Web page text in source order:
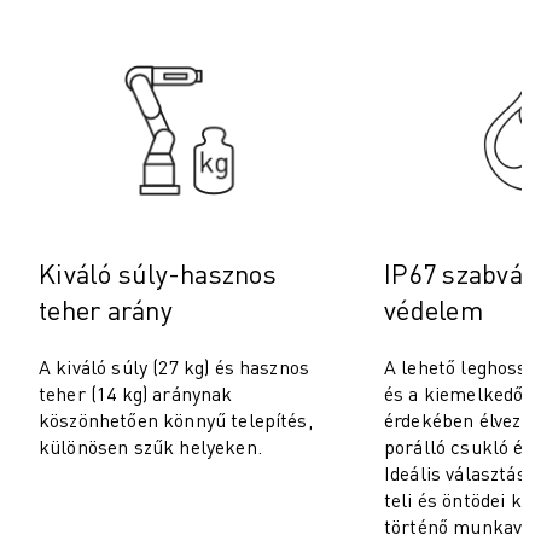
HUZALOS EDM GÉPEK
ROBOCUT HUZALOS EDM GÉPEK
ROBOCUT HARDVER
ROBOCUT SZOFTVER
ROBOCUT MEGELŐZŐ KARBANTARTÁS
INTELLIGENS GYÁRI MEGOLDÁSOK
INTELLIGENS GYÁRI MEGOLDÁSOK A TERMELÉS
ESETTANULMÁNYOK
MEGOLDÁSOK
IPARÁGAK
Kiváló súly-hasznos
teher arány
A kiváló súly (27 kg) és hasznos
teher (14 kg) aránynak
köszönhetően könnyű telepítés,
különösen szűk helyeken.
IP67
védelem
A lehető
és a kiemelkedő
érdekében
porálló csukló és
Ideális választás
teli és öntödei
történő